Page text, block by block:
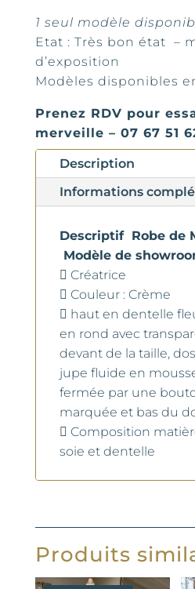
1 seul modèle
Etat : Très bon état –
d’exposition
Modèles disponibles
Prenez RDV pour
merveille – 07 67 51
Description
Informations
Descriptif Robe de
Modèle de
 Créatrice
 Couleur : Crème
 haut en dentelle
en rond avec
devant de la taille,
jupe fluide en
fermée par une
marquée et bas du
 Composition
soie et dentelle
Produits